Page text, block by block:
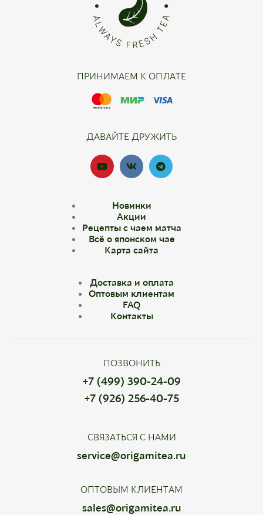
ПРИНИМАЕМ К ОПЛАТЕ
ДАВАЙТЕ ДРУЖИТЬ
Новинки
Акции
Рецепты с чаем матча
Всё о японском чае
Карта сайта
Доставка и оплата
Оптовым клиентам
FAQ
Контакты
ПОЗВОНИТЬ
+7 (499) 390-24-09
+7 (926) 256-40-75
СВЯЗАТЬСЯ С НАМИ
service@origamitea.ru
ОПТОВЫМ КЛИЕНТАМ
sales@origamitea.ru